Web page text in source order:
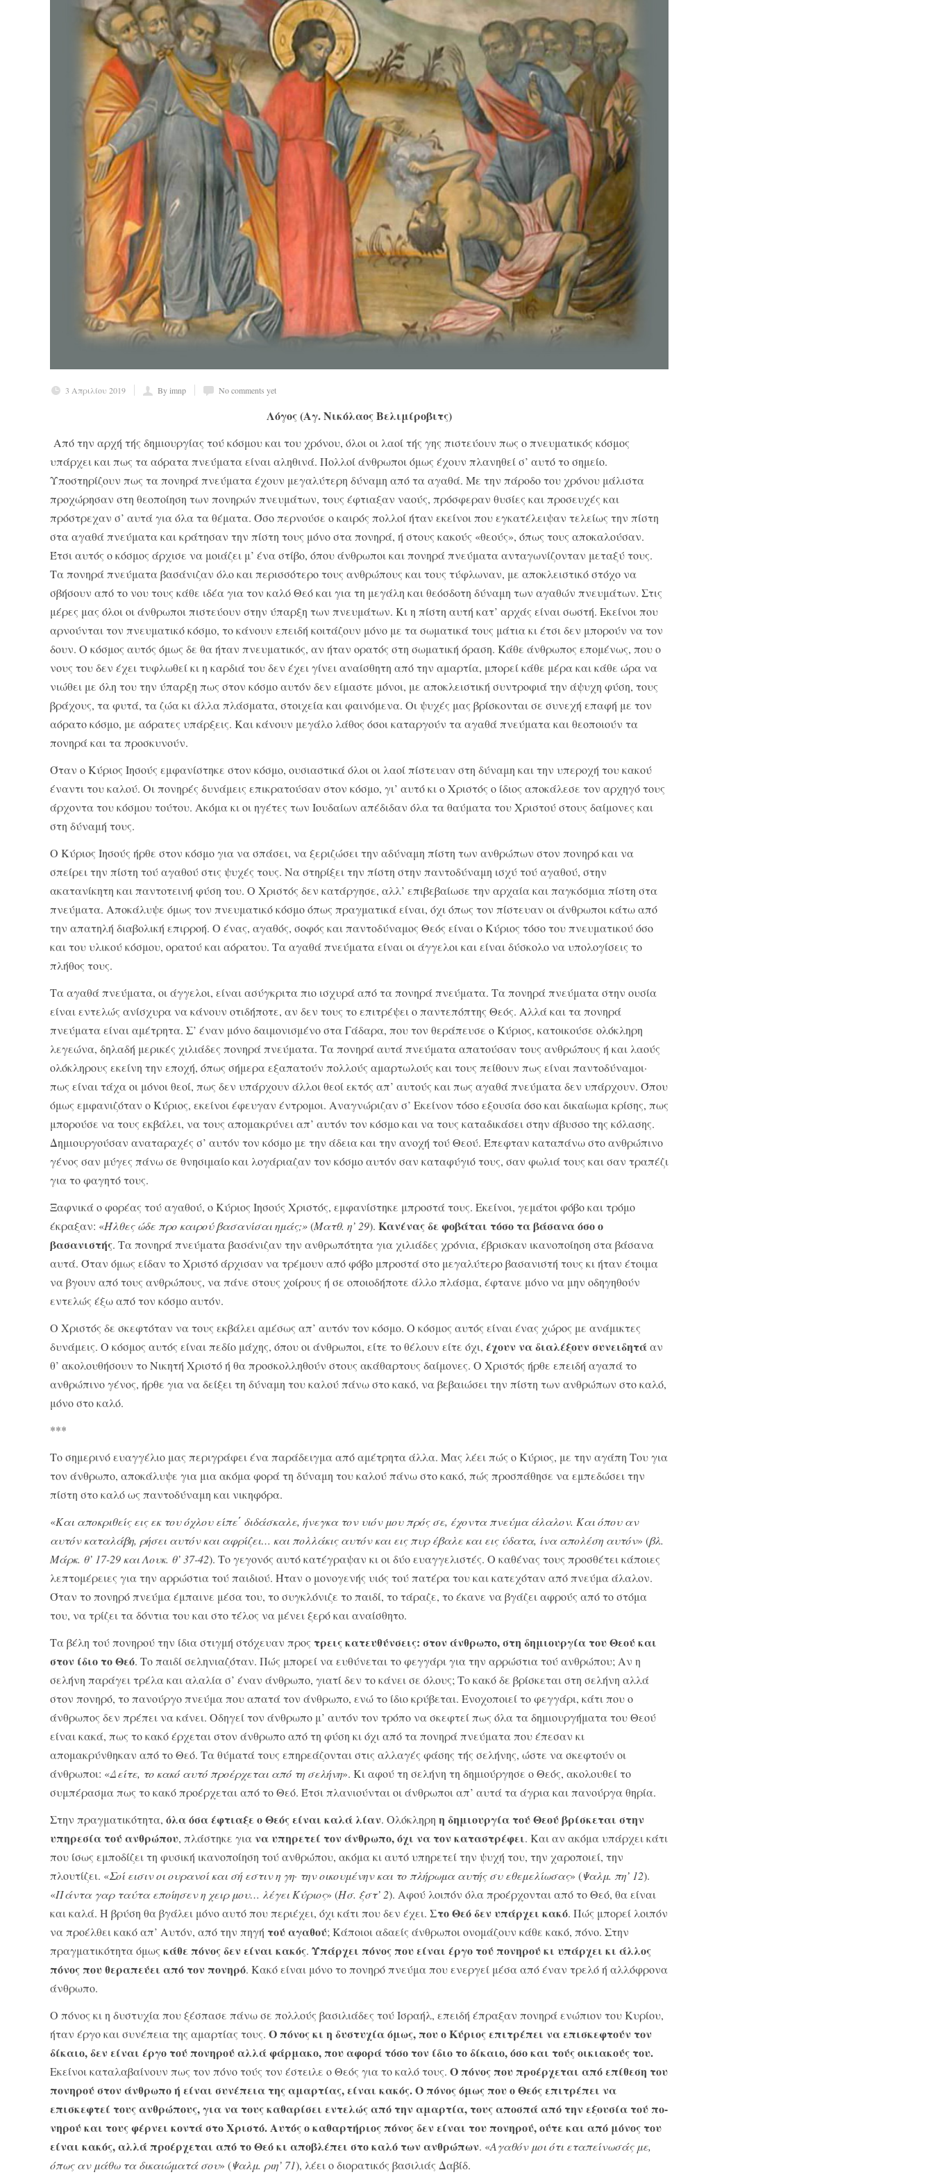
3 Απριλίου 2019 By imnp No comments yet
Λόγος (Αγ. Νικόλαος Βελιμίροβιτς)
Από την αρχή τής δημιουργίας τού κόσμου και του χρόνου, όλοι οι λαοί τής γης πιστεύουν πως ο πνευματικός κόσμος
υπάρχει και πως τα αό­ρατα πνεύματα είναι αληθινά. Πολλοί άνθρωποι όμως έχουν πλανηθεί σ’ αυτό το σημείο.
Υποστηρίζουν πως τα πονηρά πνεύματα έχουν μεγαλύτερη δύναμη από τα αγαθά. Με την πάροδο του χρόνου μάλιστα
προχώρη­σαν στη θεοποίηση των πονηρών πνευμάτων, τους έφτια­ξαν ναούς, πρόσφεραν θυσίες και προσευχές και
πρόστρεχαν σ’ αυτά για όλα τα θέματα. Όσο περνούσε ο και­ρός πολλοί ήταν εκείνοι που εγκατέλειψαν τελείως την πίστη
στα αγαθά πνεύματα και κράτησαν την πίστη τους μόνο στα πονηρά, ή στους κακούς «θεούς», όπως τους αποκαλούσαν.
Έτσι αυτός ο κόσμος άρχισε να μοιάζει μ’ ένα στίβο, όπου άνθρωποι και πονηρά πνεύματα ανταγωνίζονταν μεταξύ τους.
Τα πονηρά πνεύματα βασά­νιζαν όλο και περισσότερο τους ανθρώπους και τους τύ­φλωναν, με αποκλειστικό στόχο να
σβήσουν από το νου τους κάθε ιδέα για τον καλό Θεό και για τη μεγάλη και θεόσδοτη δύναμη των αγαθών πνευμάτων. Στις
μέρες μας όλοι οι άνθρωποι πιστεύουν στην ύπαρ­ξη των πνευμάτων. Κι η πίστη αυτή κατ’ αρχάς είναι σωστή. Εκείνοι που
αρνούνται τον πνευματικό κόσμο, το κάνουν επειδή κοιτάζουν μόνο με τα σωματικά τους μάτια κι έτσι δεν μπορούν να τον
δουν. Ο κόσμος αυτός όμως δε θα ήταν πνευματικός, αν ήταν ορατός στη σω­ματική όραση. Κάθε άνθρωπος επομένως, που ο
νους του δεν έχει τυφλωθεί κι η καρδιά του δεν έχει γίνει αναίσθητη από την αμαρτία, μπορεί κάθε μέρα και κά­θε ώρα να
νιώθει με όλη του την ύπαρξη πως στον κό­σμο αυτόν δεν είμαστε μόνοι, με αποκλειστική συντρο­φιά την άψυχη φύση, τους
βράχους, τα φυτά, τα ζώα κι άλλα πλάσματα, στοιχεία και φαινόμενα. Οι ψυχές μας βρίσκονται σε συνεχή επαφή με τον
αόρατο κόσμο, με αόρατες υπάρξεις. Και κάνουν μεγάλο λάθος όσοι κα­ταργούν τα αγαθά πνεύματα και θεοποιούν τα
πονηρά και τα προσκυνούν.
Όταν ο Κύριος Ιησούς εμφανίστηκε στον κόσμο, ουσιαστικά όλοι οι λαοί πίστευαν στη δύναμη και την υπεροχή του κακού
έναντι του καλού. Οι πονηρές δυ­νάμεις επικρατούσαν στον κόσμο, γι’ αυτό κι ο Χριστός ο ίδιος αποκάλεσε τον αρχηγό τους
άρχοντα του κόσμου τούτου. Ακόμα κι οι ηγέτες των Ιουδαίων απέδιδαν όλα τα θαύματα του Χριστού στους δαίμονες και
στη δύναμή τους.
Ο Κύριος Ιησούς ήρθε στον κόσμο για να σπάσει, να ξεριζώσει την αδύναμη πίστη των ανθρώπων στον πονηρό και να
σπείρει την πίστη τού αγαθού στις ψυχές τους. Να στηρίξει την πίστη στην παντοδύναμη ισχύ τού αγαθού, στην
ακατανίκητη και παντοτεινή φύση του. Ο Χριστός δεν κατάργησε, αλλ’ επιβεβαίωσε την αρχαία και παγκόσμια πίστη στα
πνεύματα. Αποκάλυψε όμως τον πνευματικό κόσμο όπως πραγματικά είναι, όχι όπως τον πίστευαν οι άνθρωποι κάτω από
την απατηλή δια­βολική επιρροή. Ο ένας, αγαθός, σοφός και παντοδύ­ναμος Θεός είναι ο Κύριος τόσο του πνευματικού όσο
και του υλικού κόσμου, ορατού και αόρατου. Τα αγα­θά πνεύματα είναι οι άγγελοι και είναι δύσκολο να υπο­λογίσεις το
πλήθος τους.
Τα αγαθά πνεύματα, οι άγγελοι, είναι ασύγκριτα πιο ισχυρά από τα πονηρά πνεύματα. Τα πονηρά πνεύ­ματα στην ουσία
είναι εντελώς ανίσχυρα να κάνουν οτι­δήποτε, αν δεν τους το επιτρέψει ο παντεπόπτης Θεός. Αλλά και τα πονηρά
πνεύματα είναι αμέτρητα. Σ’ έναν μόνο δαιμονισμένο στα Γάδαρα, που τον θεράπευσε ο Κύριος, κατοικούσε ολόκληρη
λεγεώνα, δηλαδή μερι­κές χιλιάδες πονηρά πνεύματα. Τα πονηρά αυτά πνεύ­ματα απατούσαν τους ανθρώπους ή και λαούς
ολόκλη­ρους εκείνη την εποχή, όπως σήμερα εξαπατούν πολ­λούς αμαρτωλούς και τους πείθουν πως είναι παντοδύ­ναμοι·
πως είναι τάχα οι μόνοι θεοί, πως δεν υπάρχουν άλλοι θεοί εκτός απ’ αυτούς και πως αγαθά πνεύματα δεν υπάρχουν. Όπου
όμως εμφανιζόταν ο Κύριος, εκείνοι έφευγαν έντρομοι. Αναγνώριζαν σ’ Εκείνον τόσο εξου­σία όσο και δικαίωμα κρίσης, πως
μπορούσε να τους εκβάλει, να τους απομακρύνει απ’ αυτόν τον κόσμο και να τους καταδικάσει στην άβυσσο της κόλασης.
Δημι­ουργούσαν αναταραχές σ’ αυτόν τον κόσμο με την άδεια και την ανοχή τού Θεού. Έπεφταν καταπάνω στο ανθρώπινο
γένος σαν μύγες πάνω σε θνησιμαίο και λο­γάριαζαν τον κόσμο αυτόν σαν καταφύγιό τους, σαν φω­λιά τους και σαν τραπέζι
για το φαγητό τους.
Ξαφνικά ο φορέας τού αγαθού, ο Κύριος Ιησούς Χρι­στός, εμφανίστηκε μπροστά τους. Εκείνοι, γεμάτοι φό­βο και τρόμο
έκραξαν: «Ήλθες ώδε προ καιρού βασανίσαι ημάς;»(Ματθ. η’ 29). Κανένας δε φοβάται τόσο τα βάσανα όσο ο
βασανιστής. Τα πονηρά πνεύματα βα­σάνιζαν την ανθρωπότητα για χιλιάδες χρόνια, έβρι­σκαν ικανοποίηση στα βάσανα
αυτά. Όταν όμως είδαν το Χριστό άρχισαν να τρέμουν από φόβο μπροστά στο μεγαλύτερο βασανιστή τους κι ήταν έτοιμα
να βγουν από τους ανθρώπους, να πάνε στους χοίρους ή σε οποιοδήποτε άλλο πλάσμα, έφτανε μόνο να μην οδηγηθούν
εντελώς έξω από τον κόσμο αυτόν.
Ο Χριστός δε σκεφτόταν να τους εκβάλει αμέσως απ’ αυτόν τον κόσμο. Ο κόσμος αυτός είναι ένας χώρος με ανάμικτες
δυνάμεις. Ο κόσμος αυτός είναι πεδίο μά­χης, όπου οι άνθρωποι, είτε το θέλουν είτε όχι, έχουν να διαλέξουν συνειδητάαν
θ’ ακολουθήσουν το Νικητή Χριστό ή θα προσκολληθούν στους ακάθαρτους δαίμο­νες. Ο Χριστός ήρθε επειδή αγαπά το
ανθρώπινο γένος, ήρθε για να δείξει τη δύναμη του καλού πάνω στο κα­κό, να βεβαιώσει την πίστη των ανθρώπων στο καλό,
μό­νο στο καλό.
***
Το σημερινό ευαγγέλιο μας περιγράφει ένα παρά­δειγμα από αμέτρητα άλλα. Μας λέει πώς ο Κύ­ριος, με την αγάπη Του για
τον άνθρωπο, αποκάλυψε για μια ακόμα φορά τη δύναμη του καλού πά­νω στο κακό, πώς προσπάθησε να εμπεδώσει την
πίστη στο καλό ως παντοδύναμη και νικηφόρα.
«Και αποκριθείς εις εκ του όχλου είπε΄ διδάσκαλε, ήνεγκα τον υιόν μου πρός σε, έχοντα πνεύμα άλαλον. Και όπου αν
αυτόν καταλάβη, ρήσει αυτόν και αφρί­ζει… και πολλάκις αυτόν και εις πυρ έβαλε και εις ύδατα, ίνα απολέση αυτόν» (βλ.
Μάρκ. θ’ 17-29 και Λουκ. θ’ 37-42). Το γεγονός αυτό κατέγραψαν κι οι δύο ευαγ­γελιστές. Ο καθένας τους προσθέτει κάποιες
λεπτομέ­ρειες για την αρρώστια τού παιδιού. Ήταν ο μονογενής υιός τού πατέρα του και κατεχόταν από πνεύμα άλα­λον.
Όταν το πονηρό πνεύμα έμπαινε μέσα του, το συ­γκλόνιζε το παιδί, το τάραζε, το έκανε να βγάζει αφρούς από το στόμα
του, να τρίζει τα δόντια του και στο τέλος να μένει ξερό και αναίσθητο.
Τα βέλη τού πονηρού την ίδια στιγμή στόχευαν προς τρεις κατευθύνσεις: στον άνθρωπο, στη δημιουργία του Θεού και
στον ίδιο το Θεό. Το παιδί σεληνιαζόταν. Πώς μπορεί να ευθύνεται το φεγγάρι για την αρρώστια τού ανθρώπου; Αν η
σελήνη παράγει τρέλα και αλαλία σ’ έναν άνθρωπο, γιατί δεν το κάνει σε όλους; Το κακό δε βρίσκεται στη σελήνη αλλά
στον πονηρό, το πανούργο πνεύμα που απατά τον άνθρωπο, ενώ το ίδιο κρύβεται. Ενοχοποιεί το φεγγάρι, κάτι που ο
άνθρωπος δεν πρέ­πει να κάνει. Οδηγεί τον άνθρωπο μ’ αυτόν τον τρόπο να σκεφτεί πως όλα τα δημιουργήματα του Θεού
είναι κακά, πως το κακό έρχεται στον άνθρωπο από τη φύση κι όχι από τα πονηρά πνεύματα που έπεσαν κι
απομακρύνθηκαν από το Θεό. Τα θύματά τους επηρεάζονται στις αλλαγές φάσης τής σελήνης, ώστε να σκεφτούν οι
άνθρωποι: «Δείτε, το κακό αυτό προέρχεται από τη σε­λήνη». Κι αφού τη σελήνη τη δημιούργησε ο Θεός, ακο­λουθεί το
συμπέρασμα πως το κακό προέρχεται από το Θεό. Έτσι πλανιούνται οι άνθρωποι απ’ αυτά τα άγρια και πανούργα θηρία.
Στην πραγματικότητα, όλα όσα έφτιαξε ο Θεόςείναι καλά λίαν. Ολόκληρη η δημιουργία τού Θεού βρίσκε­ται στην
υπηρεσία τού ανθρώπου, πλάστηκε γιανα υπη­ρετεί τον άνθρωπο, όχι να τον καταστρέφει. Και αν ακόμα υπάρχει κάτι
που ίσως εμποδίζει τη φυσική ικανο­ποίηση τού ανθρώπου, ακόμα κι αυτό υπηρετεί την ψυ­χή του, την χαροποιεί, την
πλουτίζει. «Σοί εισιν οι ουρα­νοί και σή εστιν η γη· την οικουμένην και το πλήρωμα αυτής συ εθεμελίωσας» (Ψαλμ. πη’ 12).
«Πάντα γαρ ταύτα εποίησεν η χειρ μου… λέγει Κύριος» (Ησ. ξστ’ 2). Αφού λοιπόν όλα προέρχονται από το Θεό, θα είναι
και καλά. Η βρύση θα βγάλει μόνο αυτό που περιέχει, όχι κάτι που δεν έχει. Στο Θεό δεν υπάρχει κακό. Πώς μπορεί λοιπόν
να προέλθει κακό απ’ Αυτόν, από την πηγή τού αγαθού; Κάποιοι αδαείς άνθρωποι ονομάζουν κά­θε κακό, πόνο. Στην
πραγματικότητα όμως κάθε πόνος δεν είναι κακός. Υπάρχει πόνος που είναι έργο τού πονηρού κι υπάρχει κι άλλος
πόνος που θεραπεύει από τον πονηρό. Κακό είναι μόνο το πονηρό πνεύμα που ενερ­γεί μέσα από έναν τρελό ή αλλόφρονα
άνθρωπο.
Ο πόνος κι η δυστυχία που ξέσπασε πάνω σε πολ­λούς βασιλιάδες τού Ισραήλ, επειδή έπραξαν πονηρά ενώπιον του Κυρίου,
ήταν έργο και συνέπεια της αμαρ­τίας τους. Ο πόνος κι η δυστυχία όμως, που ο Κύριος επιτρέπει να επισκεφτούν τον
δίκαιο, δεν είναι έργο τού πονηρού αλλά φάρμακο, που αφορά τόσο τον ίδιο το δί­καιο, όσο και τούς οικιακούς του.
Εκείνοι καταλαβαί­νουν πως τον πόνο τούς τον έστειλε ο Θεός για το καλό τους. Ο πόνος που προέρχεται από επίθεση του
πονη­ρού στον άνθρωπο ή είναι συνέπεια της αμαρτίας, είναι κακός. Ο πόνος όμως που ο Θεός επιτρέπει να
επισκεφτεί τους ανθρώπους, για να τους καθαρίσει εντελώς από την αμαρτία, τους αποσπά από την εξουσία τού πο­
νηρού και τους φέρνει κοντά στο Χριστό. Αυτός ο καθαρ­τήριος πόνος δεν είναι του πονηρού, ούτε και από μόνος του
είναι κακός, αλλά προέρχεται από το Θεό κι αποβλέπει στο καλό των ανθρώπων. «Αγαθόν μοι ότι εταπείνωσάς με,
όπως αν μάθω τα δικαιώματά σου» (Ψαλμ. ριη’ 71), λέει ο διορατικός βασιλιάς Δαβίδ.